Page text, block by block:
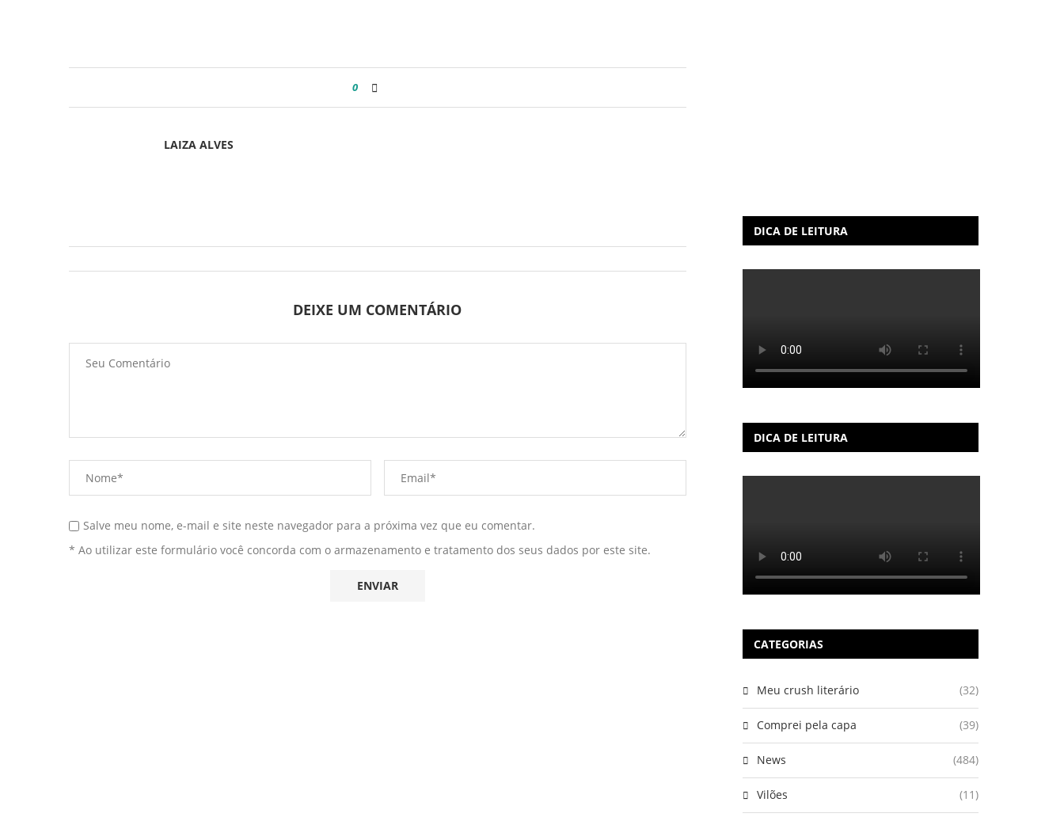
0
LAIZA ALVES
DEIXE UM COMENTÁRIO
Salve meu nome, e-mail e site neste navegador para a próxima vez que eu comentar.
* Ao utilizar este formulário você concorda com o armazenamento e tratamento dos seus dados por este site.
DICA DE LEITURA
DICA DE LEITURA
CATEGORIAS
Meu crush literário (32)
Comprei pela capa (39)
News (484)
Vilões (11)